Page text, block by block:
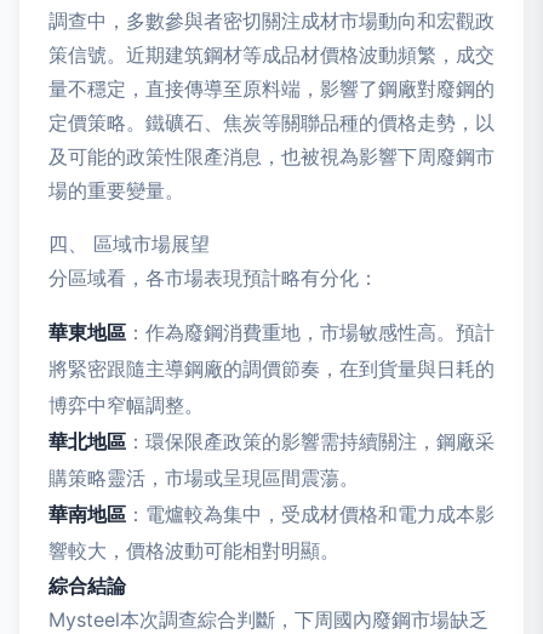
調查中，多數參與者密切關注成材市場動向和宏觀政
策信號。近期建筑鋼材等成品材價格波動頻繁，成交
量不穩定，直接傳導至原料端，影響了鋼廠對廢鋼的
定價策略。鐵礦石、焦炭等關聯品種的價格走勢，以
及可能的政策性限產消息，也被視為影響下周廢鋼市
場的重要變量。
四、 區域市場展望
分區域看，各市場表現預計略有分化：
華東地區 ：作為廢鋼消費重地，市場敏感性高。預計
將緊密跟隨主導鋼廠的調價節奏，在到貨量與日耗的
博弈中窄幅調整。
華北地區 ：環保限產政策的影響需持續關注，鋼廠采
購策略靈活，市場或呈現區間震蕩。
華南地區 ：電爐較為集中，受成材價格和電力成本影
響較大，價格波動可能相對明顯。
綜合結論
Mysteel本次調查綜合判斷，下周國內廢鋼市場缺乏